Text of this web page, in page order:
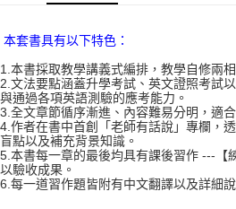
本套書具有以下特色：
1.本書採取教學講義式編排，教學自修兩相
2.文法要點涵蓋升學考試、英文證照考試
與通過各項英語測驗的應考能力。
3.全文章節循序漸進、內容難易分明，適
4.作者在書中首創「老師有話說」專欄，
盲點以及補充背景知識。
5.本書每一章的最後均具有課後習作 ---【
以驗收成果。
6.每一道習作題皆附有中文翻譯以及詳細